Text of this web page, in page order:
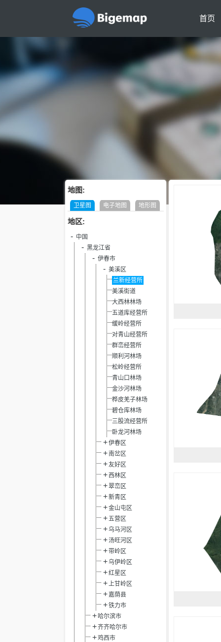
首页
地图:
卫星图 电子地图 地形图
地区:
中国
黑龙江省
伊春市
美溪区
兰新经营所
美溪街道
大西林林场
五道库经营所
缓岭经营所
对青山经营所
群峦经营所
顺利河林场
松岭经营所
青山口林场
金沙河林场
桦皮羌子林场
碧仓库林场
三股流经营所
卧龙河林场
伊春区
南岔区
友好区
西林区
翠峦区
新青区
金山屯区
五营区
乌马河区
汤旺河区
带岭区
乌伊岭区
红星区
上甘岭区
嘉荫县
铁力市
哈尔滨市
齐齐哈尔市
鸡西市